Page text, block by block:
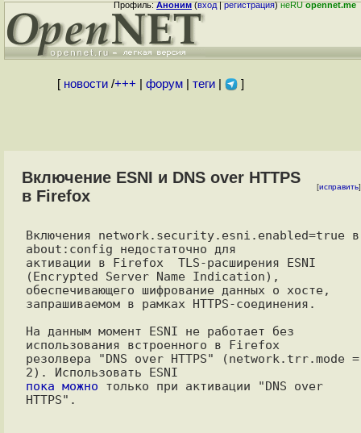
Профиль:Аноним(вход|регистрация)неRUopennet.me
[ новости/+++ форум| теги| ]
Включение ESNI и DNS over HTTPS
в Firefox
[исправить]
Включения network.security.esni.enabled=true в
about:config недостаточно для
активации в Firefox  TLS-расширения ESNI
(Encrypted Server Name Indication),
обеспечивающего шифрование данных о хосте,
запрашиваемом в рамках HTTPS-соединения.
На данным момент ESNI не работает без
использования встроенного в Firefox
резолвера "DNS over HTTPS" (network.trr.mode =
пока можно только при активации "DNS over
HTTPS".